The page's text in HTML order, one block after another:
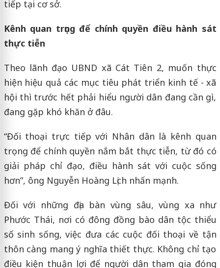
tiếp tại cơ sở.
Kênh quan trọng để chính quyền điều hành sát
thực tiễn
Theo lãnh đạo UBND xã Cát Tiên 2, muốn thực
hiện hiệu quả các mục tiêu phát triển kinh tế - xã
hội thì trước hết phải hiểu người dân đang cần gì,
đang gặp khó khăn ở đâu.
“Đối thoại trực tiếp với Nhân dân là kênh quan
trọng để chính quyền nắm bắt thực tiễn, từ đó có
giải pháp chỉ đạo, điều hành sát với cuộc sống
hơn”, ông Nguyễn Hoàng Lịch nhấn mạnh.
Đối với những địa bàn vùng sâu, vùng xa như
Phước Thái, nơi có đông đồng bào dân tộc thiểu
số sinh sống, việc đưa các cuộc đối thoại về tận
thôn càng mang ý nghĩa thiết thực. Không chỉ tạo
điều kiện thuận lợi để người dân tham gia đóng